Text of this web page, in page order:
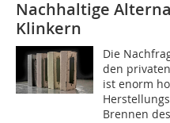
Nachhaltige
Klinkern
Die
den
ist enorm
Brennen